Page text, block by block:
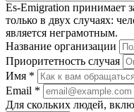
Es-Emigration принимает
только в двух случаях:
является неграмотным.
Название организации
Приоритетность случая
Имя *
Email *
Для скольких людей,